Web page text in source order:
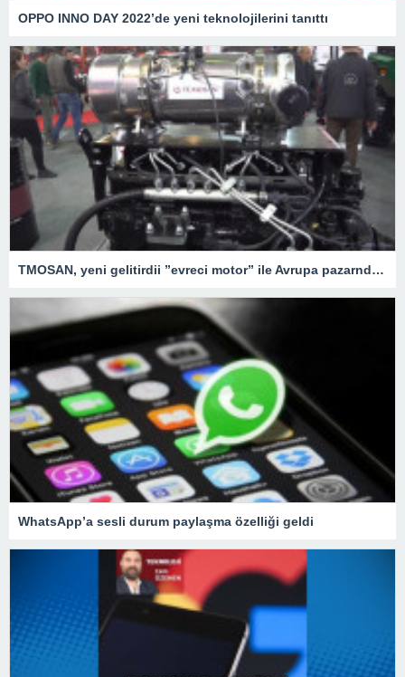
OPPO INNO DAY 2022’de yeni teknolojilerini tanıttı
TMOSAN, yeni gelitirdii ”evreci motor” ile Avrupa pazarnda hzla bymeyi hedefliyor
WhatsApp’a sesli durum paylaşma özelliği geldi